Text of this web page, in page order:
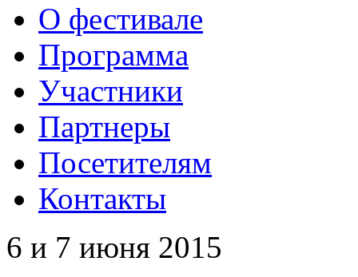
О фестивале
Программа
Участники
Партнеры
Посетителям
Контакты
6 и 7 июня 2015